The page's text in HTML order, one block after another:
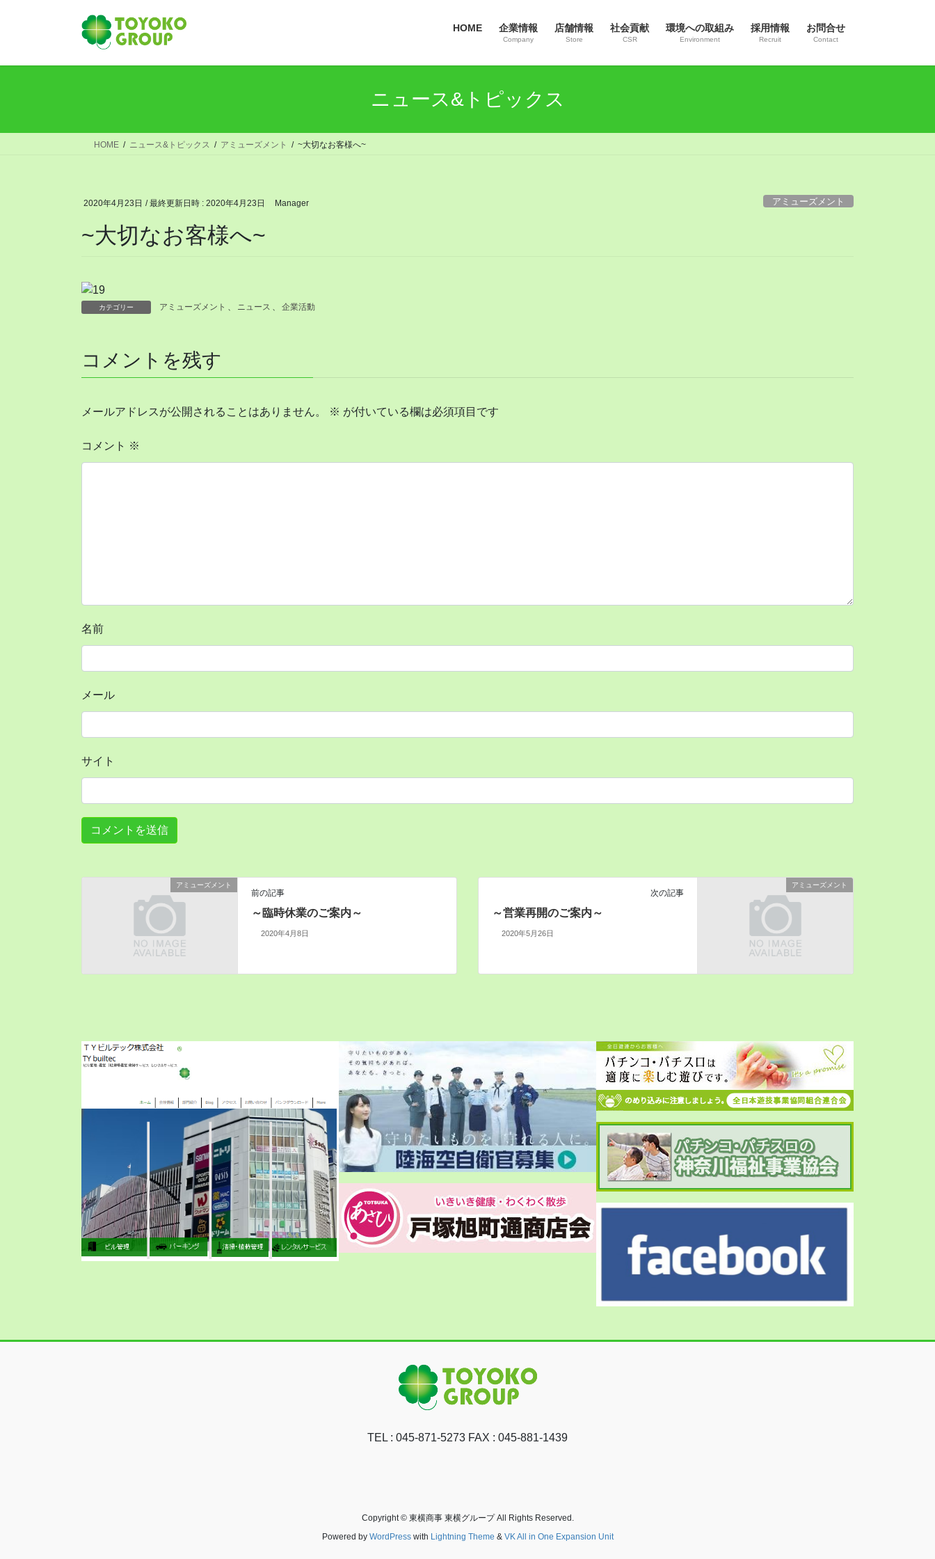
HOME 企業情報
Company
店舗情報
Store
社会貢献
CSR
環境への取組み
Environment
採用情報
Recruit
お問合せ
Contact
ニュース&トピックス
HOME ニュース&トピックス アミューズメント ~大切なお客様へ~
2020年4月23日 / 最終更新日時 : 2020年4月23日 Manager アミューズメント
~大切なお客様へ~
カテゴリー アミューズメント 、 ニュース 、 企業活動
コメントを残す
メールアドレスが公開されることはありません。 ※ が付いている欄は必須項目です
コメント ※
名前
メール
サイト
アミューズメント
前の記事
～臨時休業のご案内～
2020年4月8日
アミューズメント
次の記事
～営業再開のご案内～
2020年5月26日
TEL : 045-871-5273 FAX : 045-881-1439
Copyright © 東横商事 東横グループ All Rights Reserved.
Powered by WordPresswith Lightning Theme & VK All in One Expansion Unit